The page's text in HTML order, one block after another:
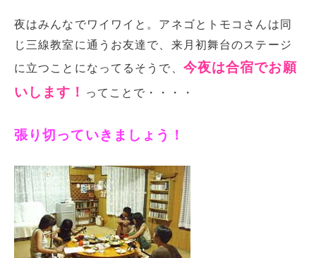
夜はみんなでワイワイと。アネゴとトモコさんは同
じ三線教室に通うお友達で、来月初舞台のステージ
に立つことになってるそうで、 今夜は合宿でお願
いします！
ってことで・・・・
張り切っていきましょう！